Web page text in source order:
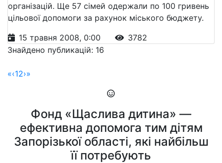
організацій. Ще 57 сімей одержали по 100 гривень
цільової допомоги за рахунок міського бюджету.
15 травня 2008, 0:00
3782
Знайдено публикацій: 16
«‹12›»
Фонд «Щаслива дитина» —
ефективна допомога тим дітям
Запорізької області, які найбільш
її потребують